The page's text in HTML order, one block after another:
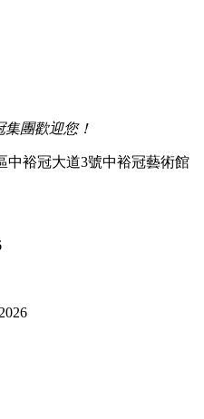
集團歡迎您！
中裕冠大道3號中裕冠藝術館